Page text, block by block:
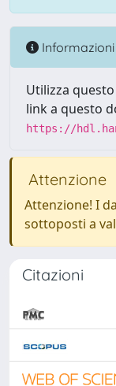
Informazioni
Utilizza
link a questo
https://
Attenzione
Attenzione! I
sottoposti a
Citazioni